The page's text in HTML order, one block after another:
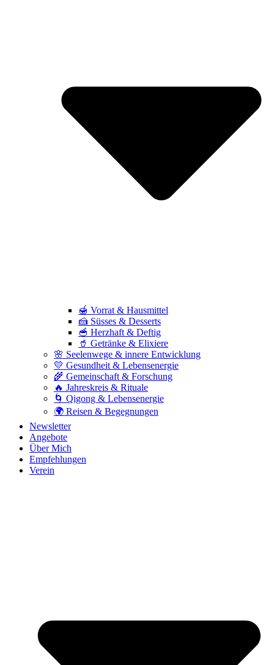
🍯 Vorrat & Hausmittel
🍰 Süsses & Desserts
🥣 Herzhaft & Deftig
🥤 Getränke & Elixiere
🌸 Seelenwege & innere Entwicklung
💛 Gesundheit & Lebensenergie
🌾 Gemeinschaft & Forschung
🔥 Jahreskreis & Rituale
🌀 Qigong & Lebensenergie
🌍 Reisen & Begegnungen
Newsletter
Angebote
Über Mich
Empfehlungen
Verein